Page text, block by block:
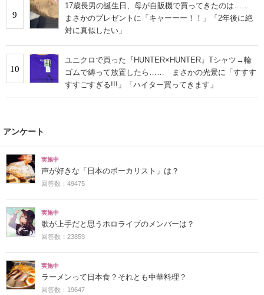
9
17歳長男の誕生日、母が自販機で買ってきたのは……
まさかのプレゼントに「キャーーー！！」「2年後に絶
対に真似したい」
10
ユニクロで買った『HUNTER×HUNTER』Tシャツ→輪
ゴムで縛って放置したら…… まさかの光景に「すすす
すすごすぎる!!!」「ハイター買ってきます」
アンケート
実施中
声が好きな「日本のボーカリスト」は？
回答数：49475
実施中
歌が上手だと思うホロライブのメンバーは？
回答数：23859
実施中
ラーメンって日本食？それとも中華料理？
回答数：19647